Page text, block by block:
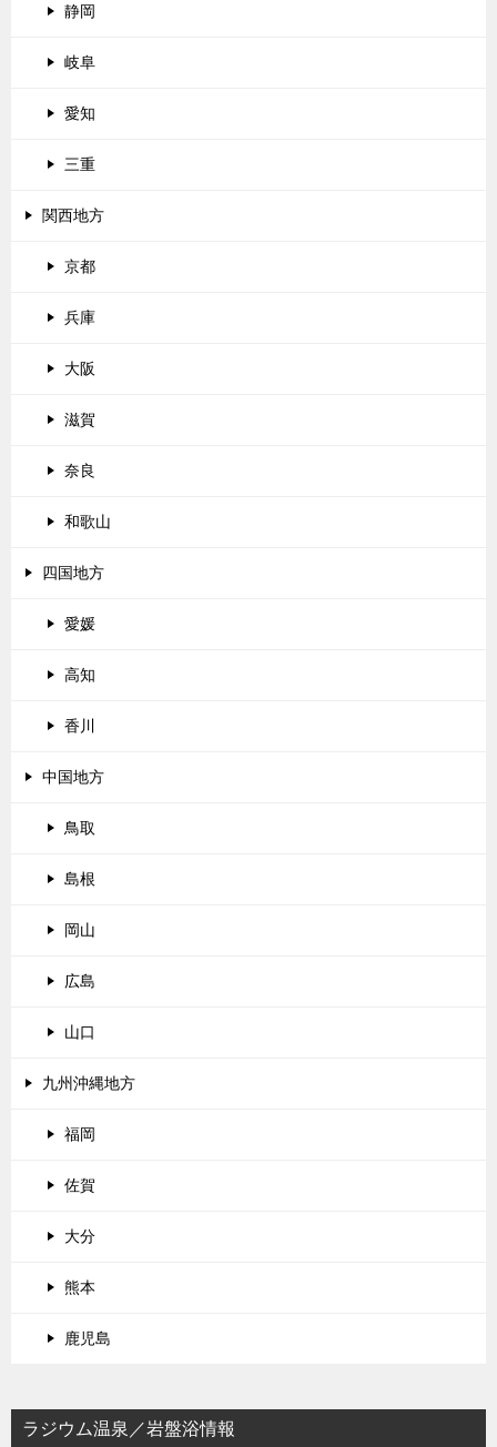
静岡
岐阜
愛知
三重
関西地方
京都
兵庫
大阪
滋賀
奈良
和歌山
四国地方
愛媛
高知
香川
中国地方
鳥取
島根
岡山
広島
山口
九州沖縄地方
福岡
佐賀
大分
熊本
鹿児島
ラジウム温泉／岩盤浴情報